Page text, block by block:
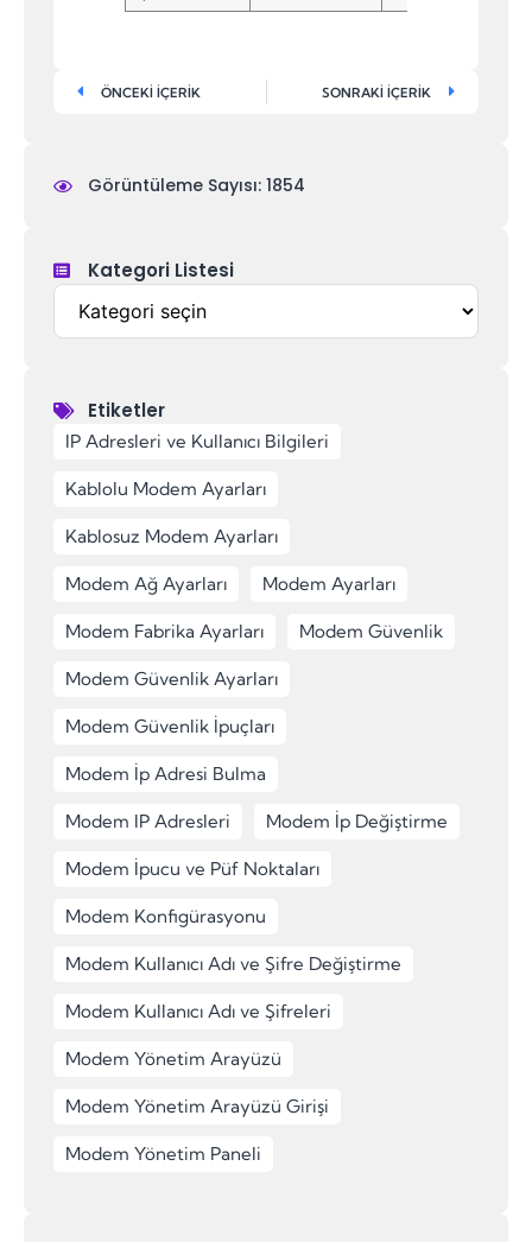
ÖNCEKİ İÇERİK SONRAKİ İÇERİK
Görüntüleme Sayısı: 1854
Kategori Listesi
Etiketler
IP Adresleri ve Kullanıcı Bilgileri
Kablolu Modem Ayarları
Kablosuz Modem Ayarları
Modem Ağ Ayarları Modem Ayarları
Modem Fabrika Ayarları Modem Güvenlik
Modem Güvenlik Ayarları
Modem Güvenlik İpuçları
Modem İp Adresi Bulma
Modem IP Adresleri Modem İp Değiştirme
Modem İpucu ve Püf Noktaları
Modem Konfigürasyonu
Modem Kullanıcı Adı ve Şifre Değiştirme
Modem Kullanıcı Adı ve Şifreleri
Modem Yönetim Arayüzü
Modem Yönetim Arayüzü Girişi
Modem Yönetim Paneli